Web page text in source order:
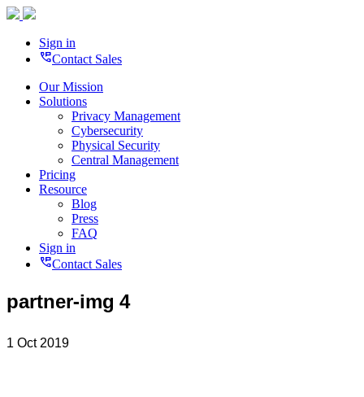
Sign in
perm_phone_msgContact Sales
Our Mission
Solutions
Privacy Management
Cybersecurity
Physical Security
Central Management
Pricing
Resource
Blog
Press
FAQ
Sign in
perm_phone_msgContact Sales
partner-img 4
1 Oct 2019